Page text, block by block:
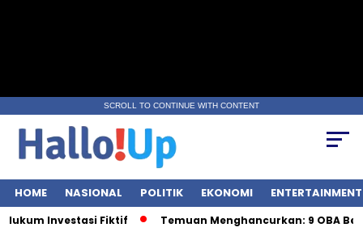
SCROLL TO CONTINUE WITH CONTENT
HOME NASIONAL POLITIK EKONOMI ENTERTAINMENT
Investasi Fiktif Temuan Menghancurkan: 9 OBA